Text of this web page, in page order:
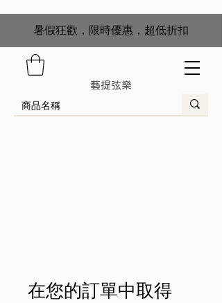
藝提弦樂
​暑假狂歡，限時優惠，超低折扣
在您的訂單中取得